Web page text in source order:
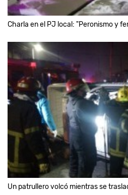
Charla en el PJ local: "Peronismo y
Un patrullero volcó mientras se